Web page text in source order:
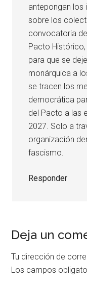
antepongan los
sobre los
convocatoria
Pacto
para que se
monárquica a
se tracen los
democrática
del Pacto a las
2027. Solo a
organización
fascismo.
Responder
Deja un
Tu dirección de
Los campos